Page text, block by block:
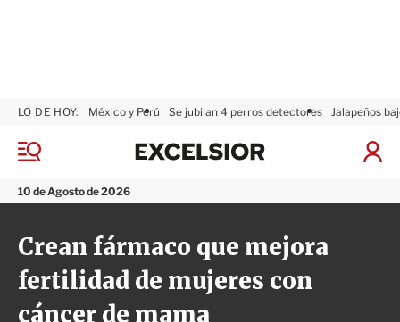
M
n
ú
10 de Agosto de 2026
LO DE HOY: México y Perú Se jubilan 4 perros detectores Jalapeños
I
x
l
i
o
Crean fármaco que mejora
fertilidad de mujeres con
cáncer de mama